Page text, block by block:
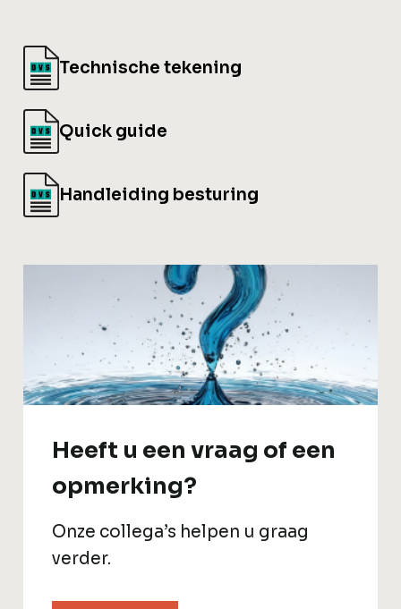
Technische tekening
Quick guide
Handleiding besturing
Heeft u een vraag of een
opmerking?
Onze collega’s helpen u graag
verder.